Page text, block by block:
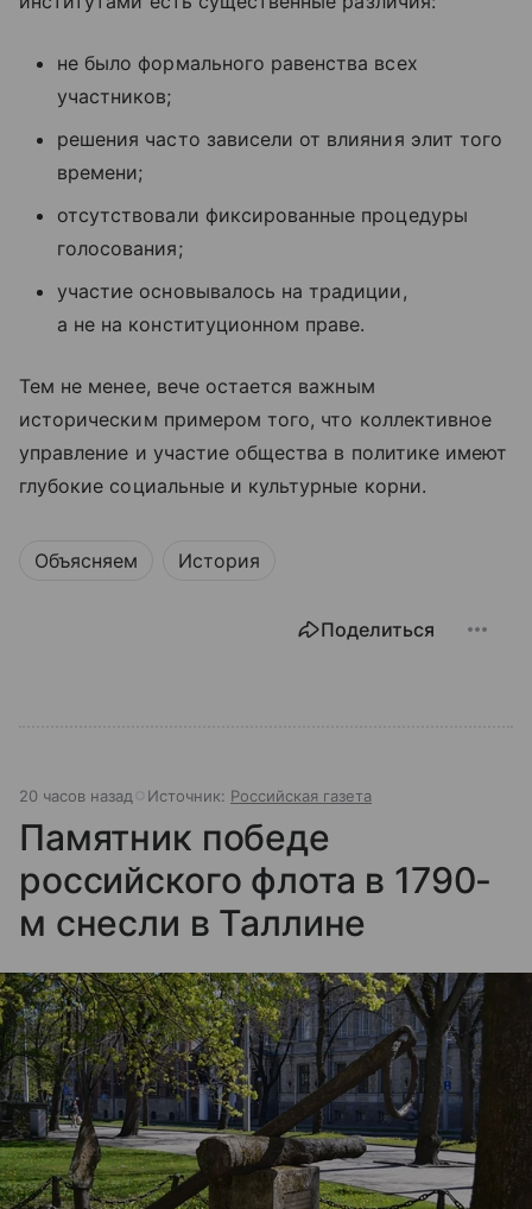
не было формального равенства всех
участников;
решения часто зависели от влияния элит того
времени;
отсутствовали фиксированные процедуры
голосования;
участие основывалось на традиции,
а не на конституционном праве.
Тем не менее, вече остается важным
историческим примером того, что коллективное
управление и участие общества в политике имеют
глубокие социальные и культурные корни.
Объясняем История
Поделиться
20 часов назад Источник: Российская газета
Памятник победе
российского флота в 1790-
м снесли в Таллине